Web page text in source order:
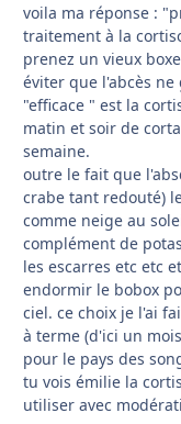
voila ma réponse :
traitement à la
prenez un vieux
éviter que l'abcès
"efficace " est la
matin et soir de
semaine.
outre le fait que
crabe tant redouté)
comme neige au
complément de
les escarres etc etc
endormir le bobox
ciel. ce choix je l'ai
à terme (d'ici un
pour le pays des
tu vois émilie la
utiliser avec